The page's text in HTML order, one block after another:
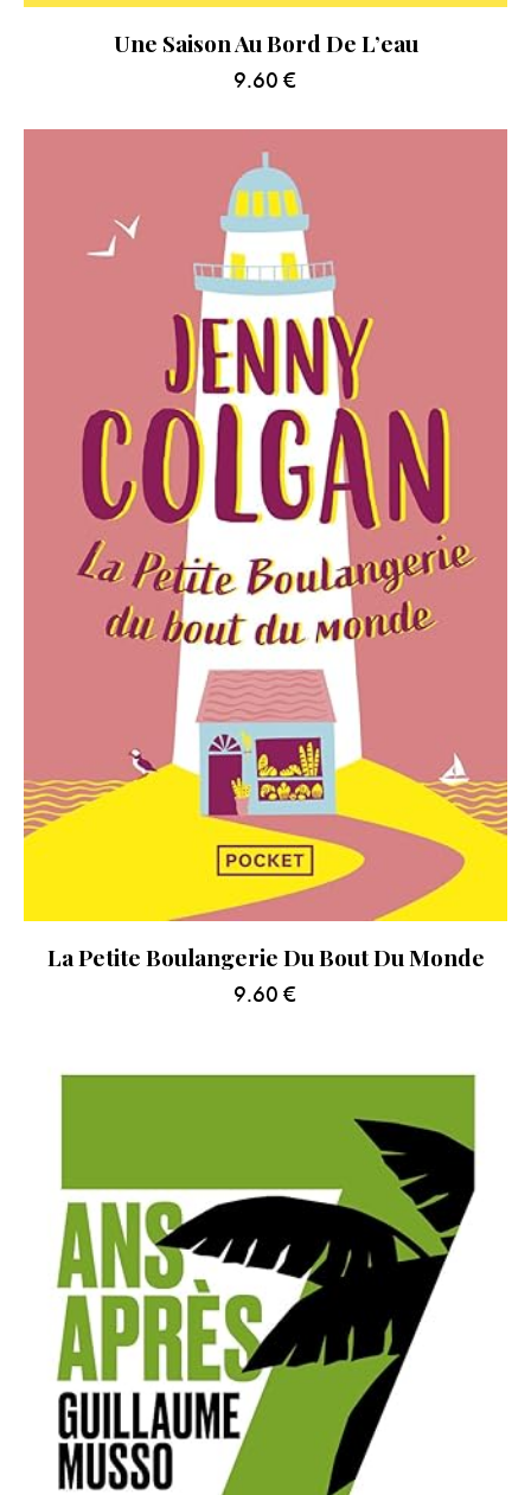
Une Saison Au Bord De L’eau
9.60 €
La Petite Boulangerie Du Bout Du Monde
9.60 €